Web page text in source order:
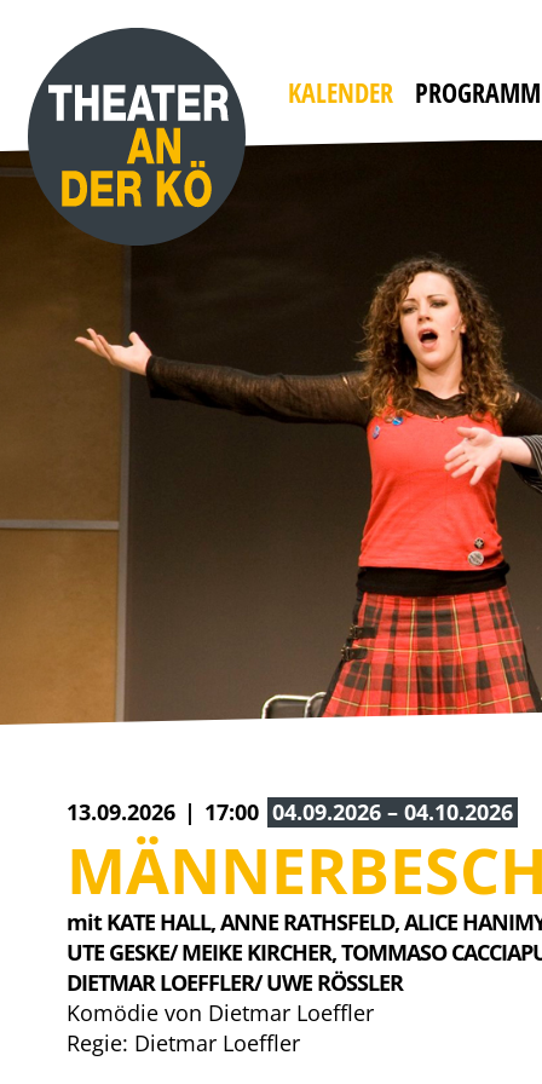
KALENDER PROGRAMM
mit WILLI THOMCZYK, DANA GOLOMBEK VON
HEINERSDORFF u. a.
Die Camper sind zurück!
13.09.2026 17:00 04.09.2026 – 04.10.2026
mit KATE HALL, ANNE RATHSFELD, ALICE
UTE GESKE/ MEIKE KIRCHER, TOMMASO
DIETMAR LOEFFLER/ UWE RÖSSLER
Komödie von Dietmar Loeffler
Regie: Dietmar Loeffler